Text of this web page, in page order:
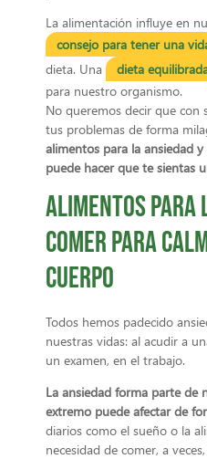
La alimentación influye en
consejo para tener una
dieta. Una
dieta
para nuestro organismo.
No queremos decir que con
tus problemas de forma
alimentos para la ansiedad y
puede hacer que te sientas
Alimentos para
comer para
cuerpo
Todos hemos padecido
nuestras vidas: al acudir a
un examen, en el trabajo.
La ansiedad forma parte de
extremo puede afectar de
diarios como el sueño o la
necesidad de comer, a